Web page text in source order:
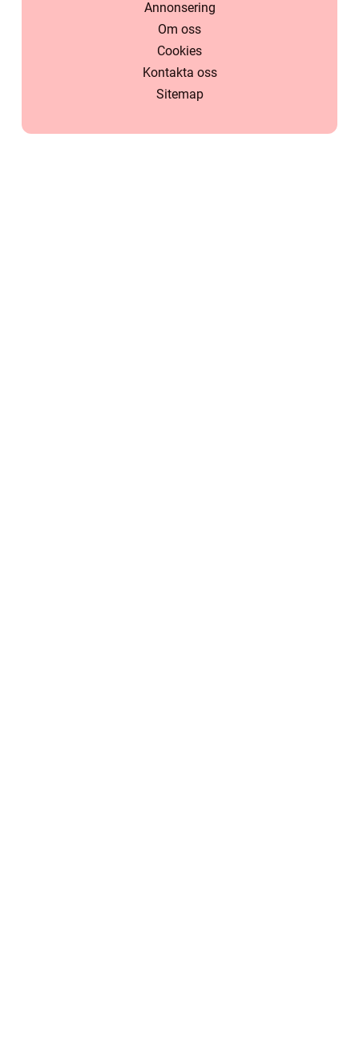
Annonsering
Om oss
Cookies
Kontakta oss
Sitemap